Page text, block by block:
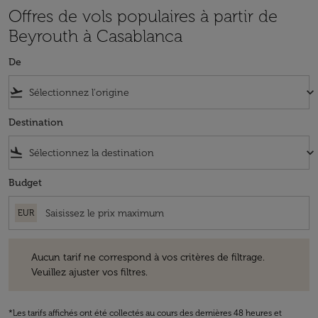
Offres de vols populaires à partir de
Beyrouth à Casablanca
De
flight_takeoff keyboard_arrow_down
Destination
flight_land keyboard_arrow_down
Budget
EUR
Aucun tarif ne correspond à vos critères de filtrage.
Veuillez ajuster vos filtres.
*Les tarifs affichés ont été collectés au cours des dernières 48 heures et